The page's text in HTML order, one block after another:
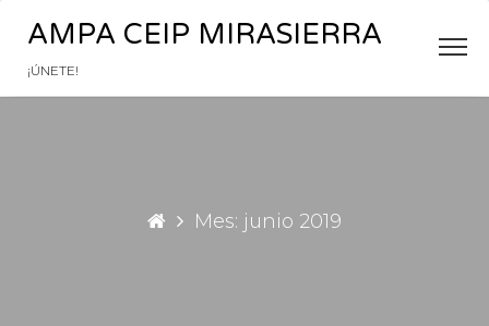
AMPA CEIP MIRASIERRA
¡ÚNETE!
Mes: junio 2019